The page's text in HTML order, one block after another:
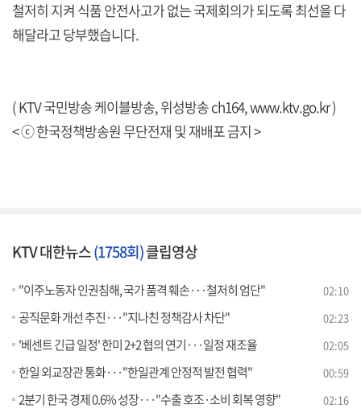
철저히 지켜 식품 안전사고가 없는 국제회의가 되도록 최선을 다
해달라고 당부했습니다.
( KTV 국민방송 케이블방송, 위성방송 ch164,www.ktv.go.kr)
< ⓒ 한국정책방송원 무단전재 및 재배포 금지 >
KTV 대한뉴스(1758회)클립영상
"이주노동자 인권침해, 국가 품격 훼손···철저히 엄단" 02:10
공직문화 개선 추진···"지나친 정책감사 차단" 02:23
'베센트 긴급 일정' 한미 2+2 협의 연기···일정 재조율 02:05
한일 외교장관 통화···"한일관계 안정적 발전 협력" 00:59
2분기 한국 경제 0.6% 성장···"수출 호조·소비 회복 영향" 02:16